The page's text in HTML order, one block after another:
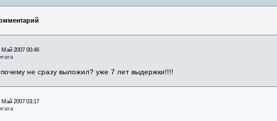
Май 2007 00:46
не сразу выложил? уже 7 лет выдержки!!!!
Май 2007 03:17